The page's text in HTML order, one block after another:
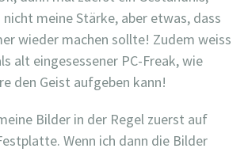
meine Stärke, aber etwas, dass
wieder machen sollte! Zudem weiss
alt eingesessener PC-Freak, wie
den Geist aufgeben kann!
Bilder in der Regel zuerst auf
Wenn ich dann die Bilder